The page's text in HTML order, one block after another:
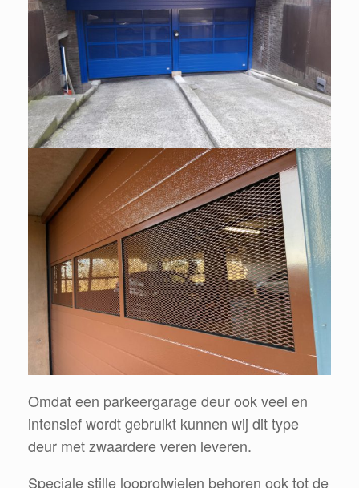
Omdat een parkeergarage deur ook veel en
intensief wordt gebruikt kunnen wij dit type
deur met zwaardere veren leveren.
Speciale stille looprolwielen behoren ook tot de